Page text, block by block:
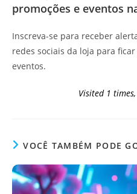
promoções e eventos
Inscreva-se para receber
redes sociais da loja para
eventos.
Visited 1
VOCÊ TAMBÉM PODE